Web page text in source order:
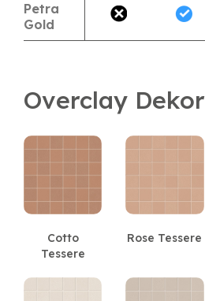
Petra
Gold
Overclay
Cotto
Tessere
Rose Tessere